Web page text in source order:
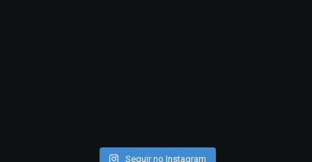
Seguir no Instagram